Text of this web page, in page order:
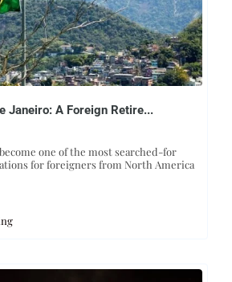
Janeiro: A Foreign Retire...
one of the most searched-for
for foreigners from North America